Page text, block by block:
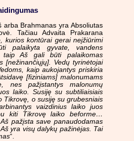
arba Brahmanas yra Absoliutas
Tačiau Advaita Prakarana
kurios kontūrai gerai neįžiūrimi
palaikyta gyvate, vandens
Aš gali būti palaikomas
[nežinančiųjų]. Vedų tyrinėtojai
kaip aukojantys priskiria
[fiziniams] malonumams
nes pažįstantys malonumų
laiko. Susiję su subtiliaisiais
Tikrovę, o susiję su grubesniais
vaizdinius laiko juos
kiti Tikrovę laiko beforme…
pažįsta save panaudodamas
yra visų dalykų pažinėjas. Tai
“.